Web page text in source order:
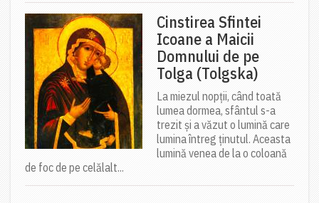
Cinstirea Sfintei
Icoane a Maicii
Domnului de pe
Tolga (Tolgska)
La miezul nopții, când toată
lumea dormea, sfântul s-a
trezit și a văzut o lumină care
lumina întreg ținutul. Aceasta
lumină venea de la o coloană
de foc de pe celălalt...